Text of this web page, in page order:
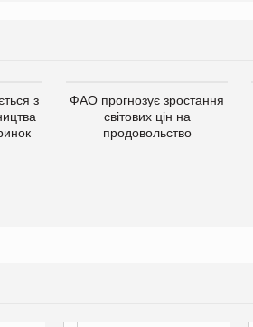
з
ФАО прогнозує зростання
світових цін на
продовольство